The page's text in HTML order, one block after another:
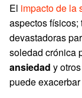
El impacto de la
aspectos
devastadoras
soledad crónica
ansiedad y
puede